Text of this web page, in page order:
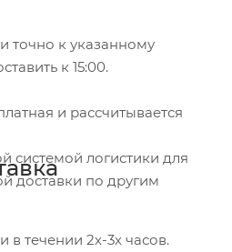
точно к указанному
к 15:00.
и рассчитывается
системой логистики для
доставки по другим
в течении 2х-3х часов.